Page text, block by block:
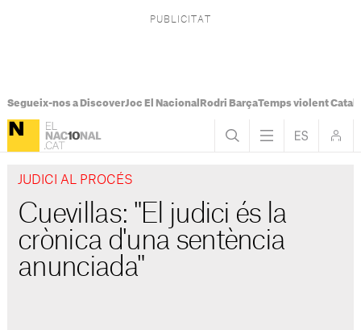
Segueix-nos a DiscoverJoc El Nacional Rodri BarçaTemps violent
JUDICI AL PROCÉS
Cuevillas: "El judici és la
crònica d'una sentència
anunciada"